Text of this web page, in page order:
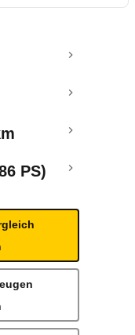
PS)